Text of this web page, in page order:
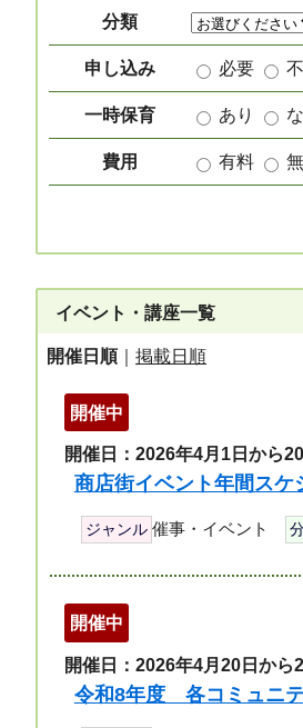
分類
申し込み 必要
一時保育 あり
費用 有料
イベント・講座一覧
開催日順｜ 掲載日順
開催中
開催日：2026年4月1日から
商店街イベント年間スケ
ジャンル 催事・イベント
開催中
開催日：2026年4月20日から
令和8年度 各コミュニ